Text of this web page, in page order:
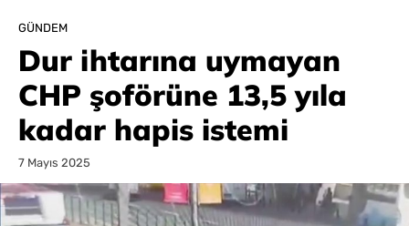
GÜNDEM
Dur ihtarına uymayan
CHP şoförüne 13,5 yıla
kadar hapis istemi
7 Mayıs 2025